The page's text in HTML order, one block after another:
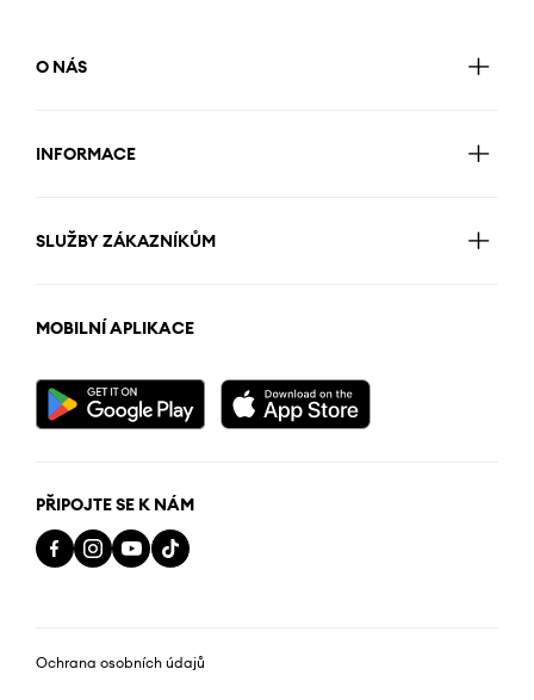
O NÁS
INFORMACE
SLUŽBY ZÁKAZNÍKŮM
MOBILNÍ APLIKACE
PŘIPOJTE SE K NÁM
Ochrana osobních údajů